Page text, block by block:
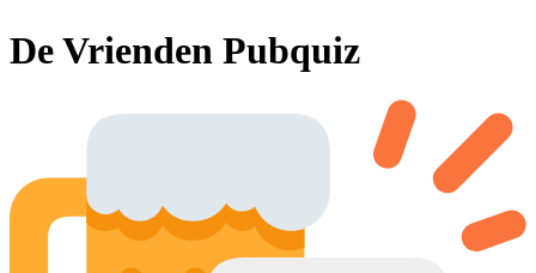
De Vrienden Pubquiz